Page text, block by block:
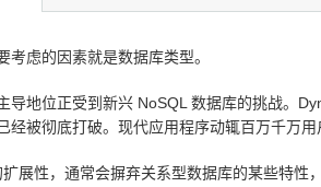
虑的因素就是数据库类型。
导地位正受到新兴 NoSQL 数据库的挑战。
经被彻底打破。现代应用程序动辄百万千万用
展性，通常会摒弃关系型数据库的某些特